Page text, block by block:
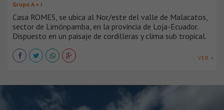
Grupo A + i
Casa ROMES, se ubica al Nor/este del valle de Malacatos,
sector de Limónpamba, en la provincia de Loja-Ecuador.
Dispuesto en un paisaje de cordilleras y clima sub tropical.
VER +